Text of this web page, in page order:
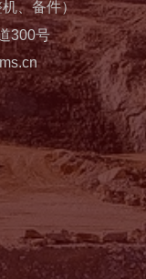
、备件）
300号